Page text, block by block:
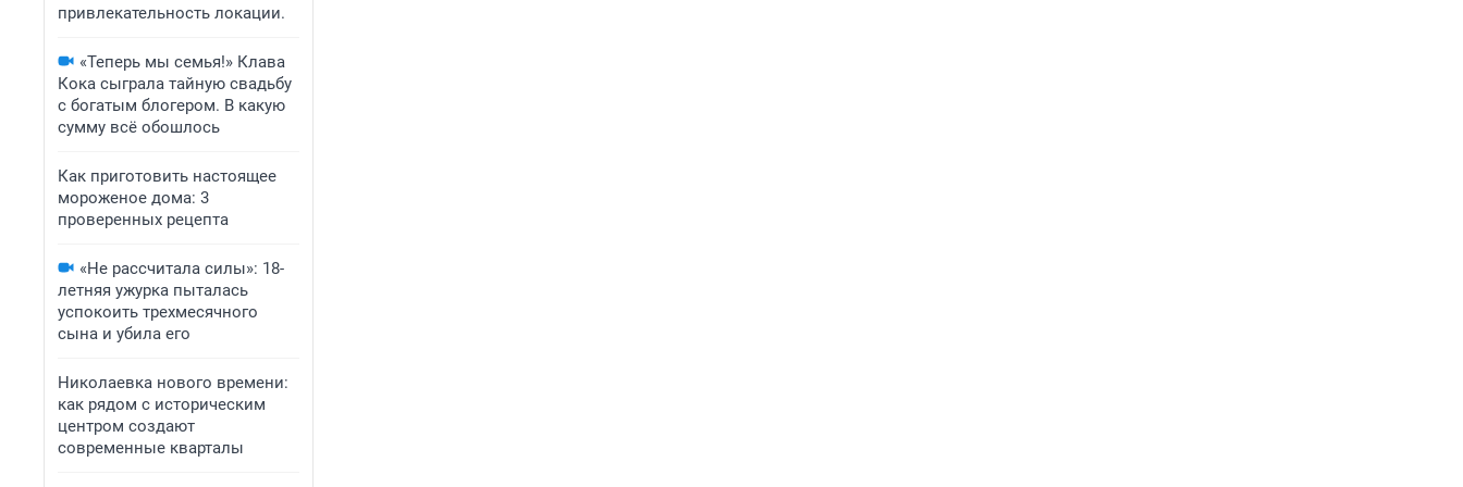
привлекательность локации.
«Теперь мы семья!» Клава
Кока сыграла тайную свадьбу
с богатым блогером. В какую
сумму всё обошлось
Как приготовить настоящее
мороженое дома: 3
проверенных рецепта
«Не рассчитала силы»: 18-
летняя ужурка пыталась
успокоить трехмесячного
сына и убила его
Николаевка нового времени:
как рядом с историческим
центром создают
современные кварталы